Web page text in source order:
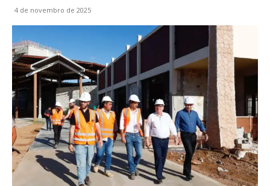
4 de novembro de 2025